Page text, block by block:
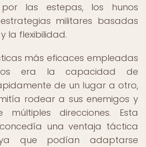
las estepas, los hunos
militares basadas
la flexibilidad.
más eficaces empleadas
era la capacidad de
de un lugar a otro,
rodear a sus enemigos y
direcciones. Esta
una ventaja táctica
ya que podían adaptarse